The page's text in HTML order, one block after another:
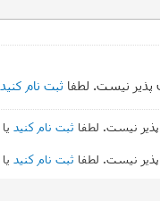
پذیر نیست. لطفا ثبت نام کنید
نیست. لطفا ثبت نام کنید یا
نیست. لطفا ثبت نام کنید یا